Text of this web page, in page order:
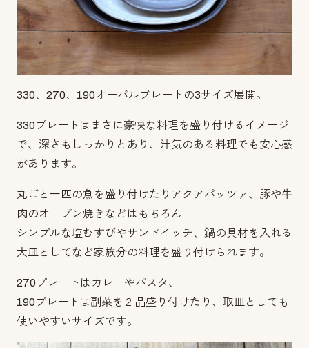
330、270、190オーバルプレートの3サイズ展開。
330プレートはまさに豪快な料理を盛り付けるイメージ
で、深さもしっかりとあり、汁気のある料理でも安心感
があります。
丸ごと一匹の魚を盛り付けたりアクアパッツァ、豚や牛
肉のオーブン焼きなどはもちろん
シンプルな塩むすびやサンドイッチ、鍋の具材を入れる
大皿としてなど家族分の料理を盛り付けられます。
270プレートはカレーやパスタ、
190プレートは副菜を２品盛り付けたり、取皿としても
使いやすいサイズです。